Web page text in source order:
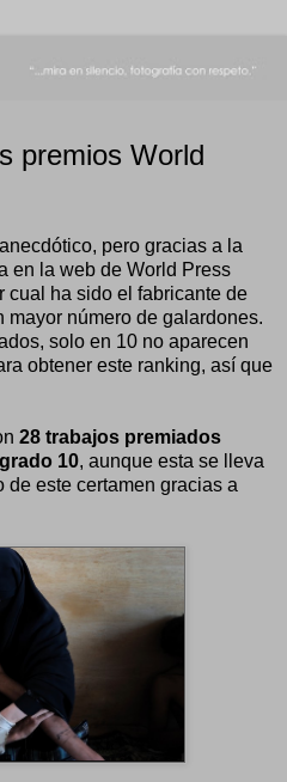
premios World
pero gracias a la
en la web de World Press
cual ha sido el fabricante de
número de galardones.
solo en 10 no aparecen
obtener este ranking, así que
28 trabajos premiados
10, aunque esta se lleva
este certamen gracias a